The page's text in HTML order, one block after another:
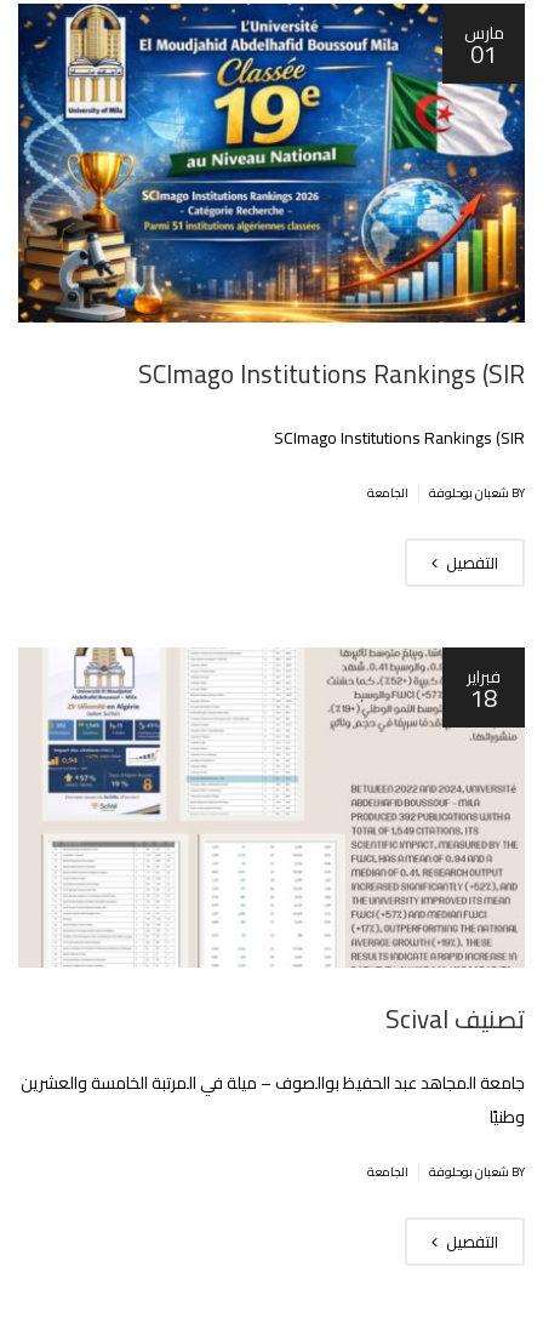
مارس
01
SCImago Institutions Rankings (SIR
SCImago Institutions Rankings (SIR
BY شعبان بوحلوفة الجامعة
التفصيل
فبراير
18
تصنيف Scival
جامعة المجاهد عبد الحفيظ بوالصوف – ميلة في المرتبة الخامسة والعشرين
وطنيًا
BY شعبان بوحلوفة الجامعة
التفصيل